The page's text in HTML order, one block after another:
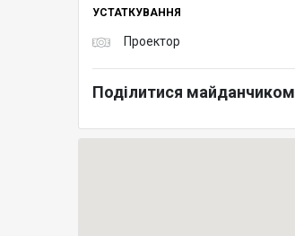
УСТАТКУВАННЯ
Проектор
Поділитися майданчиком